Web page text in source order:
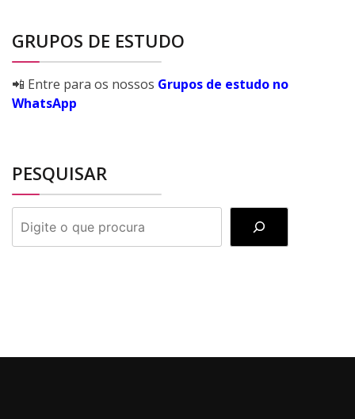
GRUPOS DE ESTUDO
📲 Entre para os nossos Grupos de estudo no
WhatsApp
PESQUISAR
PESQUISAR